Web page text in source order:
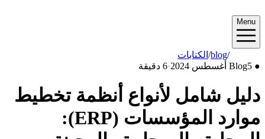
Menu
الكتابات/blog
●
Blog 5 أغسطس 2024 ·6 دقيقة
دليل شامل لأنواع أنظمة تخطيط
موارد المؤسسات (ERP):